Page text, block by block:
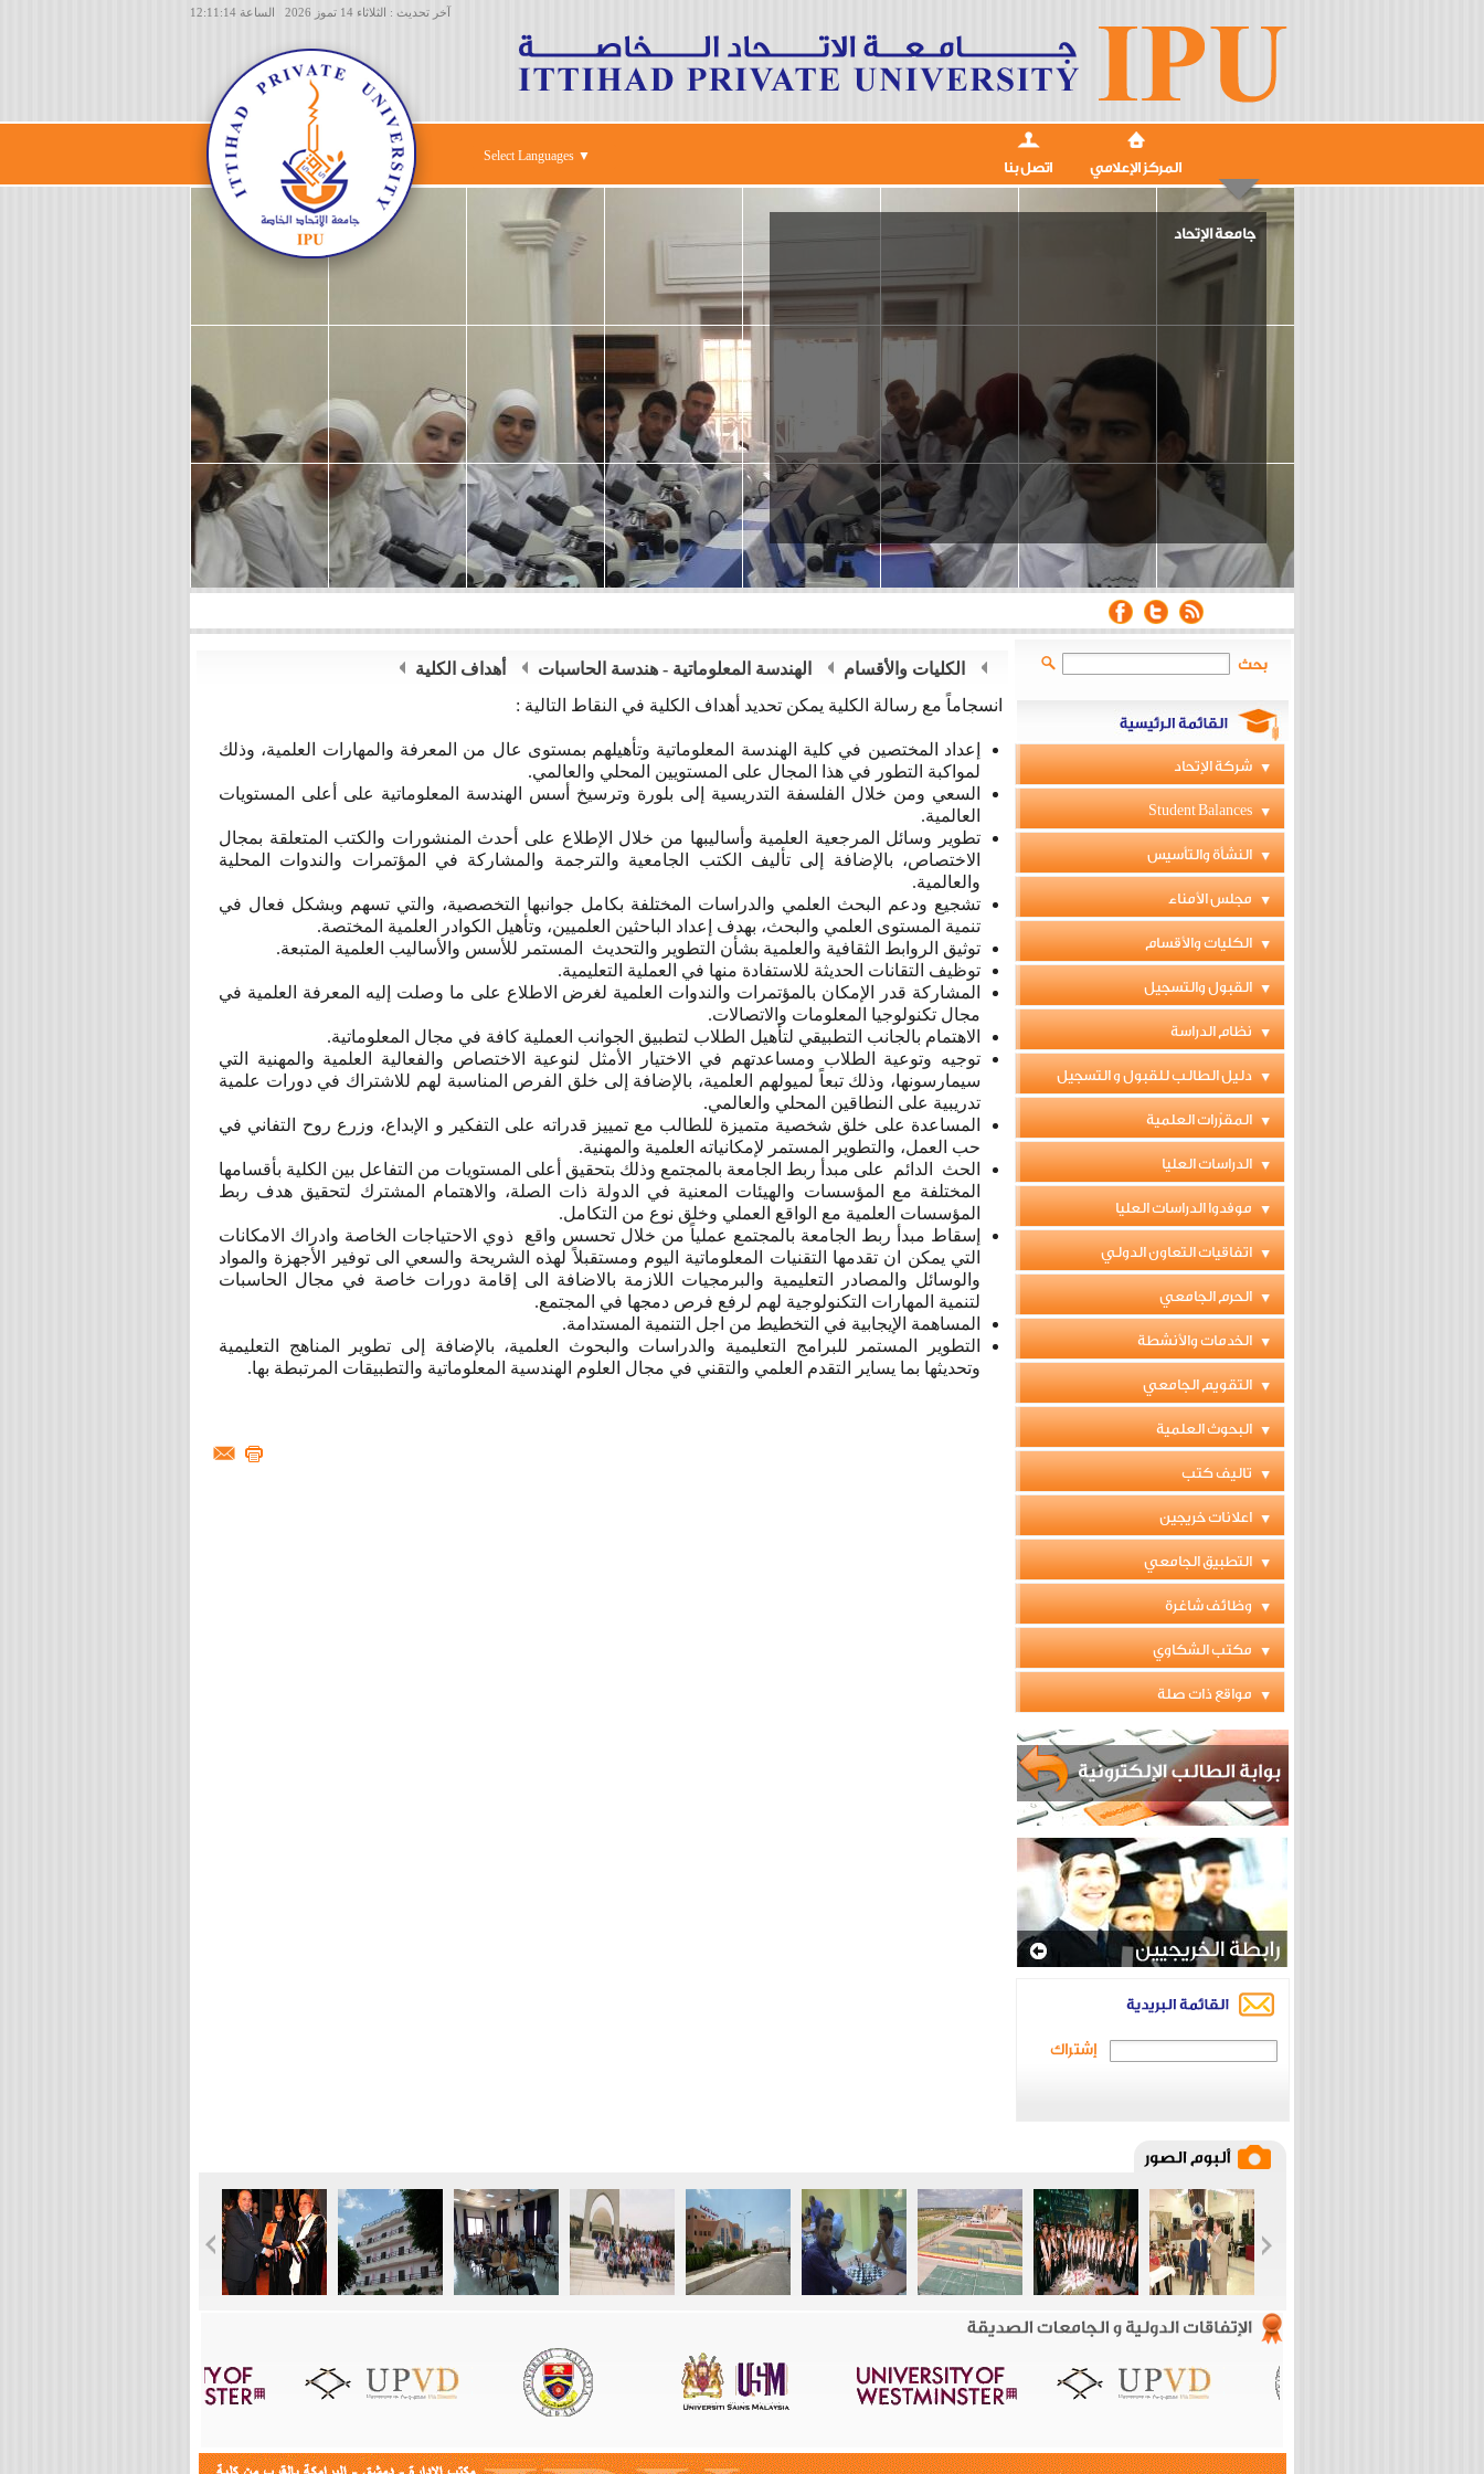
آخر تحديث : الثلاثاء 14 تموز 2026 الساعة 12:11:14
المركز الإعلامي اتصل بنا
Select Languages ▼
جامعة الإتحاد
بحث
شركة الإتحاد
Student Balances
النشأة والتأسيس
مجلس الأمناء
الكليات والأقسام
القبول والتسجيل
نظام الدراسة
دليل الطالب للقبول و التسجيل
المقرّرات العلمية
الدراسات العليا
موفدوا الدراسات العليا
اتفاقيات التعاون الدولي
الحرم الجامعي
الخدمات والأنشطة
التقويم الجامعي
البحوث العلمية
تاليف كتب
اعلانات خريجين
التطبيق الجامعي
وظائف شاغرة
مكتب الشكاوي
مواقع ذات صلة
الكليات والأقسام الهندسة المعلوماتية - هندسة الحاسبات
أهداف الكلية
انسجاماً مع رسالة الكلية يمكن تحديد أهداف الكلية في النقاط التالية :
إعداد المختصين في كلية الهندسة المعلوماتية وتأهيلهم بمستوى عال من المعرفة والمهارات العلمية، وذلك
لمواكبة التطور في هذا المجال على المستويين المحلي والعالمي.
السعي ومن خلال الفلسفة التدريسية إلى بلورة وترسيخ أسس الهندسة المعلوماتية على أعلى المستويات
العالمية.
تطوير وسائل المرجعية العلمية وأساليبها من خلال الإطلاع على أحدث المنشورات والكتب المتعلقة بمجال
الاختصاص، بالإضافة إلى تأليف الكتب الجامعية والترجمة والمشاركة في المؤتمرات والندوات المحلية
والعالمية.
تشجيع ودعم البحث العلمي والدراسات المختلفة بكامل جوانبها التخصصية، والتي تسهم وبشكل فعال في
تنمية المستوى العلمي والبحث، بهدف إعداد الباحثين العلميين، وتأهيل الكوادر العلمية المختصة.
توثيق الروابط الثقافية والعلمية بشأن التطوير والتحديث المستمر للأسس والأساليب العلمية المتبعة.
توظيف التقانات الحديثة للاستفادة منها في العملية التعليمية.
المشاركة قدر الإمكان بالمؤتمرات والندوات العلمية لغرض الاطلاع على ما وصلت إليه المعرفة العلمية في
مجال تكنولوجيا المعلومات والاتصالات.
الاهتمام بالجانب التطبيقي لتأهيل الطلاب لتطبيق الجوانب العملية كافة في مجال المعلوماتية.
توجيه وتوعية الطلاب ومساعدتهم في الاختيار الأمثل لنوعية الاختصاص والفعالية العلمية والمهنية التي
سيمارسونها، وذلك تبعاً لميولهم العلمية، بالإضافة إلى خلق الفرص المناسبة لهم للاشتراك في دورات علمية
تدريبية على النطاقين المحلي والعالمي.
المساعدة على خلق شخصية متميزة للطالب مع تمييز قدراته على التفكير و الإبداع، وزرع روح التفاني في
حب العمل، والتطوير المستمر لإمكانياته العلمية والمهنية.
الحث الدائم على مبدأ ربط الجامعة بالمجتمع وذلك بتحقيق أعلى المستويات من التفاعل بين الكلية بأقسامها
المختلفة مع المؤسسات والهيئات المعنية في الدولة ذات الصلة، والاهتمام المشترك لتحقيق هدف ربط
المؤسسات العلمية مع الواقع العملي وخلق نوع من التكامل.
إسقاط مبدأ ربط الجامعة بالمجتمع عملياً من خلال تحسس واقع ذوي الاحتياجات الخاصة وادراك الامكانات
التي يمكن ان تقدمها التقنيات المعلوماتية اليوم ومستقبلاً لهذه الشريحة والسعي الى توفير الأجهزة والمواد
والوسائل والمصادر التعليمية والبرمجيات اللازمة بالاضافة الى إقامة دورات خاصة في مجال الحاسبات
لتنمية المهارات التكنولوجية لهم لرفع فرص دمجها في المجتمع.
المساهمة الإيجابية في التخطيط من اجل التنمية المستدامة.
التطوير المستمر للبرامج التعليمية والدراسات والبحوث العلمية، بالإضافة إلى تطوير المناهج التعليمية
وتحديثها بما يساير التقدم العلمي والتقني في مجال العلوم الهندسية المعلوماتية والتطبيقات المرتبطة بها.